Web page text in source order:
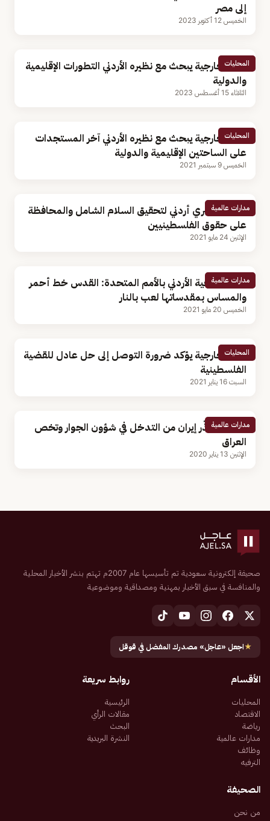
إلى مصر
الخميس 12 أكتوبر 2023
المحليات
وزير الخارجية يبحث مع نظيره الأردني التطورات الإقليمية
والدولية
الثلاثاء 15 أغسطس 2023
المحليات
وزير الخارجية يبحث مع نظيره الأردني آخر المستجدات
على الساحتين الإقليمية والدولية
الخميس 9 سبتمبر 2021
مدارات عالمية
تنسيق مصري أردني لتحقيق السلام الشامل والمحافظة
على حقوق الفلسطينيين
الإثنين 24 مايو 2021
مدارات عالمية
وزير الخارجية الأردني بالأمم المتحدة: القدس خط أحمر
والمساس بمقدساتها لعب بالنار
الخميس 20 مايو 2021
المحليات
وزير الخارجية يؤكد ضرورة التوصل إلى حل عادل للقضية
الفلسطينية
السبت 16 يناير 2021
مدارات عالمية
ألمانيا تحذّر إيران من التدخل في شؤون الجوار وتخص
العراق
الإثنين 13 يناير 2020
صحيفة إلكترونية سعودية تم تأسيسها عام 2007م تهتم بنشر الأخبار المحلية
والمنافسة في سبق الأخبار بمهنية ومصداقية وموضوعية
★اجعل «عاجل» مصدرك المفضل في قوقل
الأقسام
المحليات
الاقتصاد
رياضة
مدارات عالمية
وظائف
الترفيه
روابط سريعة
الرئيسية
مقالات الرأي
البحث
النشرة البريدية
الصحيفة
من نحن